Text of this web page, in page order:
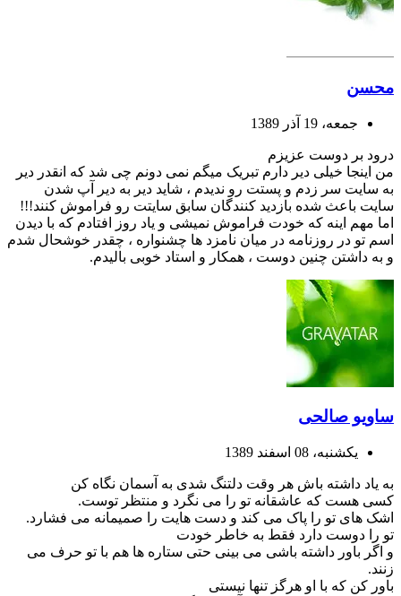
محسن
جمعه، 19 آذر 1389
درود بر دوست عزیزم
من اینجا خیلی دیر دارم تبریک میگم نمی دونم چی شد که انقدر دیر
به سایت سر زدم و پستت رو ندیدم ، شاید دیر به دیر آپ شدن
سایت باعث شده بازدید کنندگان سابق سایتت رو فراموش کنند!!!
اما مهم اینه که خودت فراموش نمیشی و یاد روز افتادم که با دیدن
اسم تو در روزنامه در میان نامزد ها چشنواره ، چقدر خوشحال شدم
و به داشتن چنین دوست ، همکار و استاد خوبی بالیدم.
ساویو صالحی
یکشنبه، 08 اسفند 1389
به یاد داشته باش هر وقت دلتنگ شدی به آسمان نگاه کن
کسی هست که عاشقانه تو را می نگرد و منتظر توست.
اشک های تو را پاک می کند و دست هایت را صمیمانه می فشارد.
تو را دوست دارد فقط به خاطر خودت
و اگر باور داشته باشی می بینی حتی ستاره ها هم با تو حرف می
زنند.
باور کن که با او هرگز تنها نیستی